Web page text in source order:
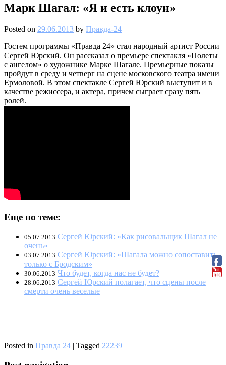
Марк Шагал: «Я и есть клоун»
Posted on 29.06.2013 by Правда-24
Гостем программы «Правда 24» стал народный артист России
Сергей Юрский. Он рассказал о премьере спектакля «Полеты
с ангелом» о художнике Марке Шагале. Премьерные показы
пройдут в среду и четверг на сцене московского театра имени
Ермоловой. В этом спектакле Сергей Юрский выступит и в
качестве режиссера, и актера, причем сыграет сразу пять
ролей.
Еще по теме:
05.07.2013 Сергей Юрский: «Как рисовальщик Шагал не
очень»
03.07.2013 Сергей Юрский: «Шагала можно сопоставить
только с Бродским»
30.06.2013 Что будет, когда нас не будет?
28.06.2013 Сергей Юрский полагает, что сцены после
смерти очень веселые
Posted in Правда 24 | Tagged 22239 |